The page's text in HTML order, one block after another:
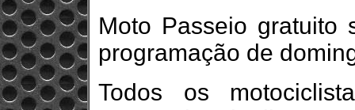
Moto Passeio gratuito
programação de
Todos os